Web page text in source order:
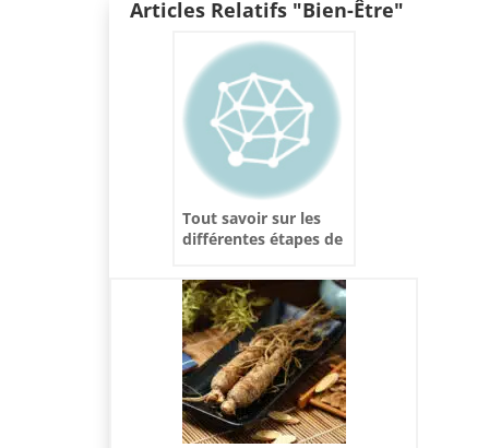
Articles Relatifs "Bien-Être"
Tout savoir sur les
différentes étapes de